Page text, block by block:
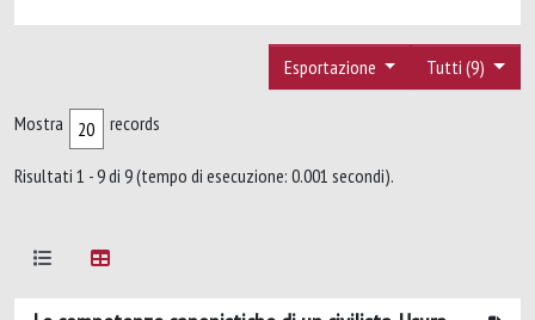
Tutti (9)
Esportazione
Mostra records
Risultati 1 - 9 di 9 (tempo di esecuzione: 0.001 secondi).